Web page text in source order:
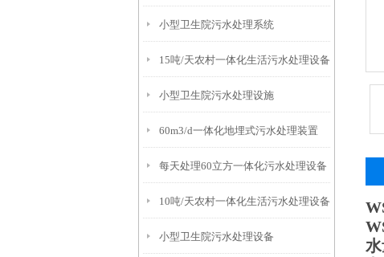
小型卫生院污水处理系统
15吨/天农村一体化生活污水处理设备
小型卫生院污水处理设施
60m3/d一体化地埋式污水处理装置
每天处理60立方一体化污水处理设备
10吨/天农村一体化生活污水处理设备
小型卫生院污水处理设备